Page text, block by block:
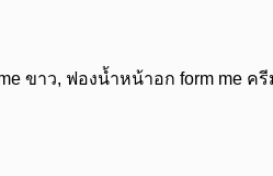
ขาว, ฟองน้ำหน้าอก form me ค